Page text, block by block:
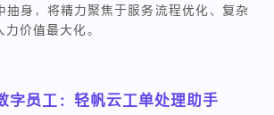
抽身，将精力聚焦于服务流程优化、复杂
价值最大化。
字员工：轻帆云工单处理助手